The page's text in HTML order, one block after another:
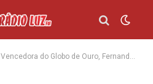
Vencedora do Globo de Ouro, Fernanda Torres é homenageada por parque temático de Gramado com miniatura; veja imagens